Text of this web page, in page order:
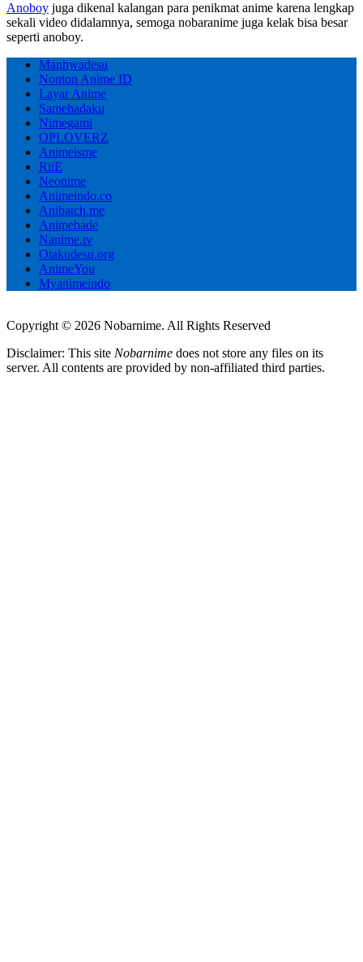
Anoboy juga dikenal kalangan para penikmat anime karena lengkap
sekali video didalamnya, semoga nobaranime juga kelak bisa besar
seperti anoboy.
Manhwadesu
Nonton Anime ID
Layar Anime
Samehadaku
Nimegami
OPLOVERZ
Animeisme
RiiE
Neonime
Animeindo.co
Anibatch.me
Animehade
Nanime.tv
Otakudesu.org
AnimeYou
Myanimeindo
Copyright © 2026 Nobarnime. All Rights Reserved
Disclaimer: This site Nobarnime does not store any files on its
server. All contents are provided by non-affiliated third parties.